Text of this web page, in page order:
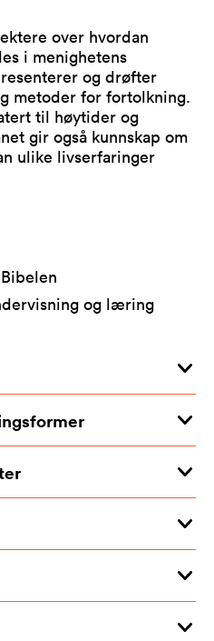
over hvordan
i menighetens
og drøfter
metoder for fortolkning.
til høytider og
gir også kunnskap om
ulike livserfaringer
og læring